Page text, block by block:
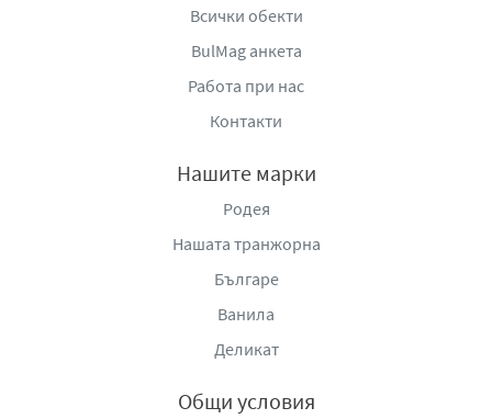
Всички обекти
BulMag анкета
Работа при нас
Контакти
Нашите марки
Родея
Нашата транжорна
Българе
Ванила
Деликат
Общи условия